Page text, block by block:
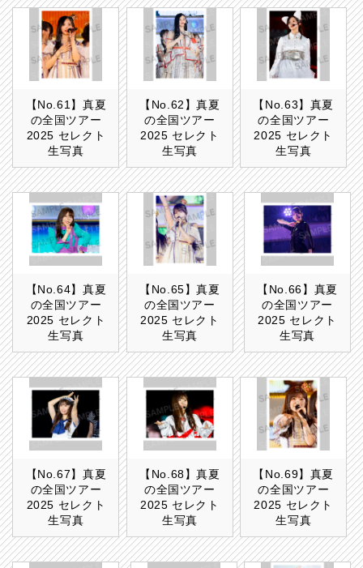
【No.61】真夏
の全国ツアー
2025 セレクト
生写真
【No.62】真夏
の全国ツアー
2025 セレクト
生写真
【No.63】真夏
の全国ツアー
2025 セレクト
生写真
【No.64】真夏
の全国ツアー
2025 セレクト
生写真
【No.65】真夏
の全国ツアー
2025 セレクト
生写真
【No.66】真夏
の全国ツアー
2025 セレクト
生写真
【No.67】真夏
の全国ツアー
2025 セレクト
生写真
【No.68】真夏
の全国ツアー
2025 セレクト
生写真
【No.69】真夏
の全国ツアー
2025 セレクト
生写真